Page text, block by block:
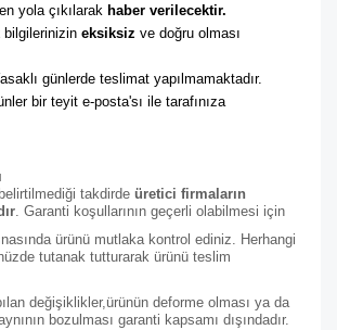
yola çıkılarak haber verilecektir.
bilgilerinizin eksiksiz
günlerde teslimat yapılmamaktadır.
Satın aldığınız ürünler bir teyit e-posta'sı ile tarafınıza
takdirde üretici firmaların
. Garanti koşullarının geçerli olabilmesi için
ürünü mutlaka kontrol ediniz. Herhangi
tutanak tutturarak ürünü teslim
değişiklikler,ürünün deforme olması ya da
bozulması garanti kapsamı dışındadır.